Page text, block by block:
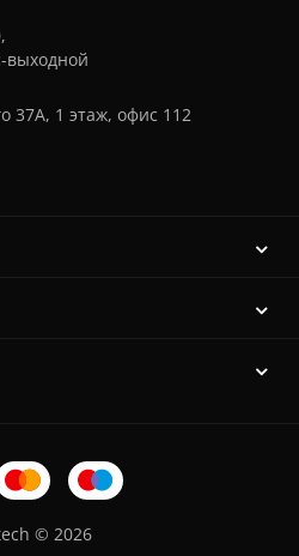
выходной
37A, 1 этаж, офис 112
© 2026